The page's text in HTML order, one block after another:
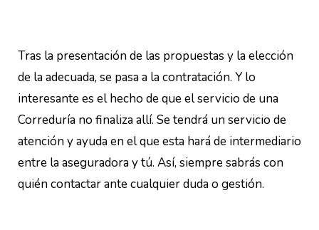
Tras la presentación de las propuestas y la elección
de la adecuada, se pasa a la contratación. Y lo
interesante es el hecho de que el servicio de una
Correduría no finaliza allí. Se tendrá un servicio de
atención y ayuda en el que esta hará de intermediario
entre la aseguradora y tú. Así, siempre sabrás con
quién contactar ante cualquier duda o gestión.